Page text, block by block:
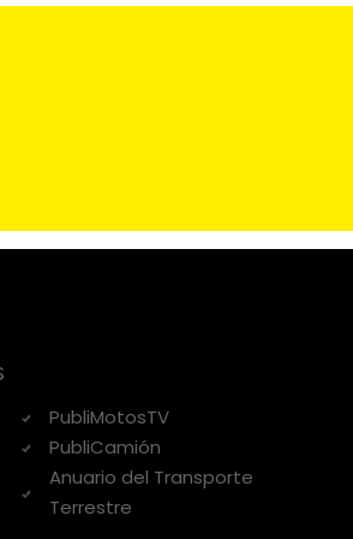
PubliMotosTV
PubliCamión
Anuario del Transporte
Terrestre